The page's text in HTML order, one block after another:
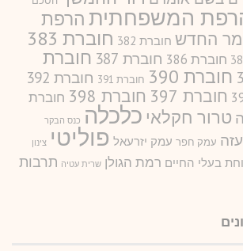
המשפחתית הרפת
החדש חוברת 382 חוברת 383
חוברת 386 חוברת 387
חוברת
חוברת 390 חוברת 391 חוברת 392
חוברת 397 חוברת 398
חוברת
טרור חקלאי כלכלה כנס הבקר
עמק חפר עמק יזרעאל פוליטי צינון
בעלי החיים רמת הגולן שרית עטיה תרבות